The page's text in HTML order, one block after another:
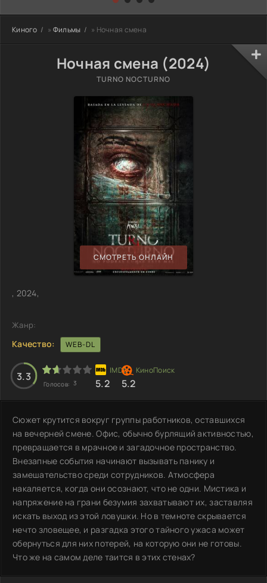
Киного » Фильмы » Ночная смена
Ночная смена (2024)
TURNO NOCTURNO
СМОТРЕТЬ ОНЛАЙН
, 2024,
Жанр:
Качество: WEB-DL
3.3
Голосов: 3 5.2 5.2
Сюжет крутится вокруг группы работников, оставшихся
на вечерней смене. Офис, обычно бурлящий активностью,
превращается в мрачное и загадочное пространство.
Внезапные события начинают вызывать панику и
замешательство среди сотрудников. Атмосфера
накаляется, когда они осознают, что не одни. Мистика и
напряжение на грани безумия захватывают их, заставляя
искать выход из этой ловушки. Но в темноте скрывается
нечто зловещее, и разгадка этого тайного ужаса может
обернуться для них потерей, на которую они не готовы.
Что же на самом деле таится в этих стенах?